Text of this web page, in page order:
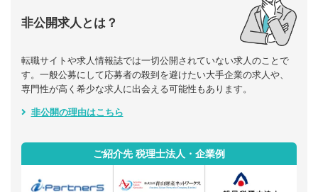
非公開求人とは？
転職サイトや求人情報誌では一切公開されていない求人のことで
す。一般公募にして応募者の殺到を避けたい大手企業の求人や、
専門性が高く希少な求人に出会える可能性もあります。
非公開の理由はこちら
ご紹介先 税理士法人・企業例